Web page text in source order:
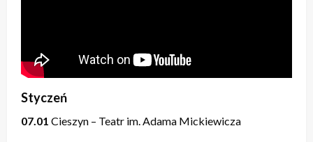
Styczeń
07.01 Cieszyn – Teatr im. Adama Mickiewicza